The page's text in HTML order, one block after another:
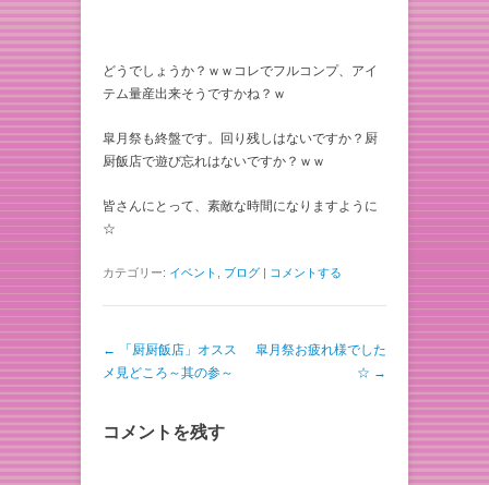
どうでしょうか？ｗｗコレでフルコンプ、アイ
テム量産出来そうですかね？ｗ
皐月祭も終盤です。回り残しはないですか？厨
厨飯店で遊び忘れはないですか？ｗｗ
皆さんにとって、素敵な時間になりますように
☆
カテゴリー: イベント ブログ | コメントする
投稿ナビゲーション
←
「厨厨飯店」オスス
メ見どころ～其の参～
皐月祭お疲れ様でした
☆ →
コメントを残す